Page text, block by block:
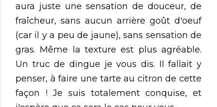
aura juste une sensation de douceur, de
fraîcheur, sans aucun arrière goût d'oeuf
(car il y a peu de jaune), sans sensation de
gras. Même la texture est plus agréable.
Un truc de dingue je vous dis. Il fallait y
penser, à faire une tarte au citron de cette
façon ! Je suis totalement conquise, et